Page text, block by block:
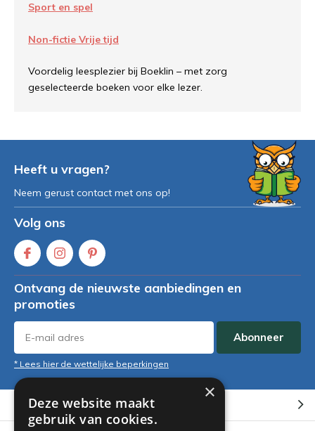
Sport en spel
Non-fictie Vrije tijd
Voordelig leesplezier bij Boeklin – met zorg
geselecteerde boeken voor elke lezer.
Heeft u vragen?
Neem gerust contact met ons op!
Volg ons
Ontvang de nieuwste aanbiedingen en
promoties
Abonneer
* Lees hier de wettelijke beperkingen
Klantenservice
×
Deze website maakt
gebruik van cookies.